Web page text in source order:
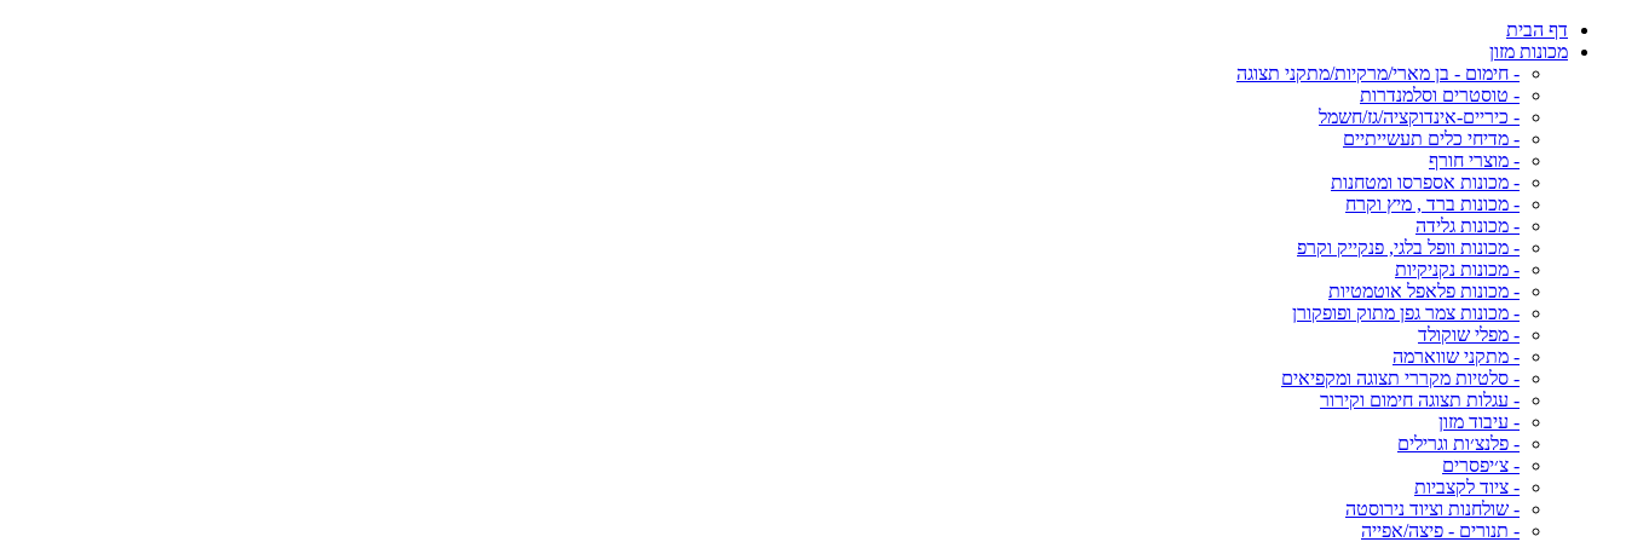
דף הבית
מכונות מזון
- חימום - בן מארי/מרקיות/מתקני תצוגה
- טוסטרים וסלמנדרות
- כיריים-אינדוקציה/גז/חשמל
- מדיחי כלים תעשייתיים
- מוצרי חורף
- מכונות אספרסו ומטחנות
- מכונות ברד , מיץ וקרח
- מכונות גלידה
- מכונות וופל בלגי, פנקייק וקרפ
- מכונות נקניקיות
- מכונות פלאפל אוטמטיות
- מכונות צמר גפן מתוק ופופקורן
- מפלי שוקולד
- מתקני שווארמה
- סלטיות מקררי תצוגה ומקפיאים
- עגלות תצוגה חימום וקירור
- עיבוד מזון
- פלנצ׳ות וגרילים
- צ׳יפסרים
- ציוד לקצביות
- שולחנות וציוד נירוסטה
- תנורים - פיצה/אפייה